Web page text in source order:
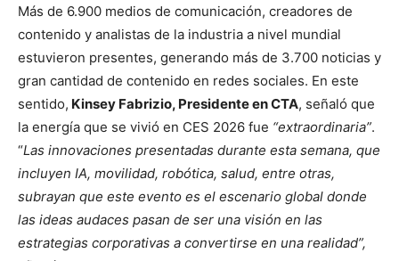
Más de 6.900 medios de comunicación, creadores de
contenido y analistas de la industria a nivel mundial
estuvieron presentes, generando más de 3.700 noticias y
gran cantidad de contenido en redes sociales. En este
sentido, Kinsey Fabrizio, Presidente en CTA, señaló que
la energía que se vivió en CES 2026 fue “extraordinaria”.
“Las innovaciones presentadas durante esta semana, que
incluyen IA, movilidad, robótica, salud, entre otras,
subrayan que este evento es el escenario global donde
las ideas audaces pasan de ser una visión en las
estrategias corporativas a convertirse en una realidad”,